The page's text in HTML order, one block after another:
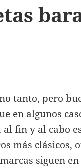
tanto, pero
en algunos
fin y al cabo
más clásicos,
siguen